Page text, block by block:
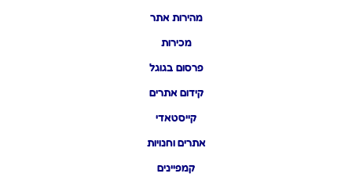
מהירות אתר
מכירות
פרסום בגוגל
קידום אתרים
קייסטאדי
אתרים וחנויות
קמפיינים